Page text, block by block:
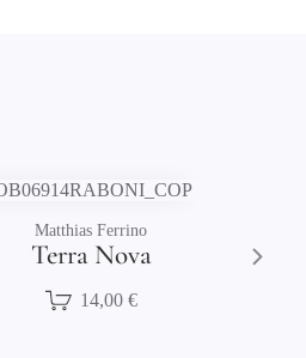
Anila Hanxhari
Amore salva Dio
15,00 €